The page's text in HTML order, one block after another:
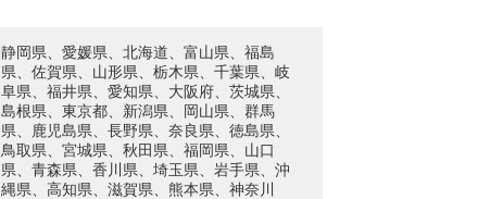
静岡県、愛媛県、北海道、富山県、福島
県、佐賀県、山形県、栃木県、千葉県、岐
阜県、福井県、愛知県、大阪府、茨城県、
島根県、東京都、新潟県、岡山県、群馬
県、鹿児島県、長野県、奈良県、徳島県、
鳥取県、宮城県、秋田県、福岡県、山口
県、青森県、香川県、埼玉県、岩手県、沖
縄県、高知県、滋賀県、熊本県、神奈川